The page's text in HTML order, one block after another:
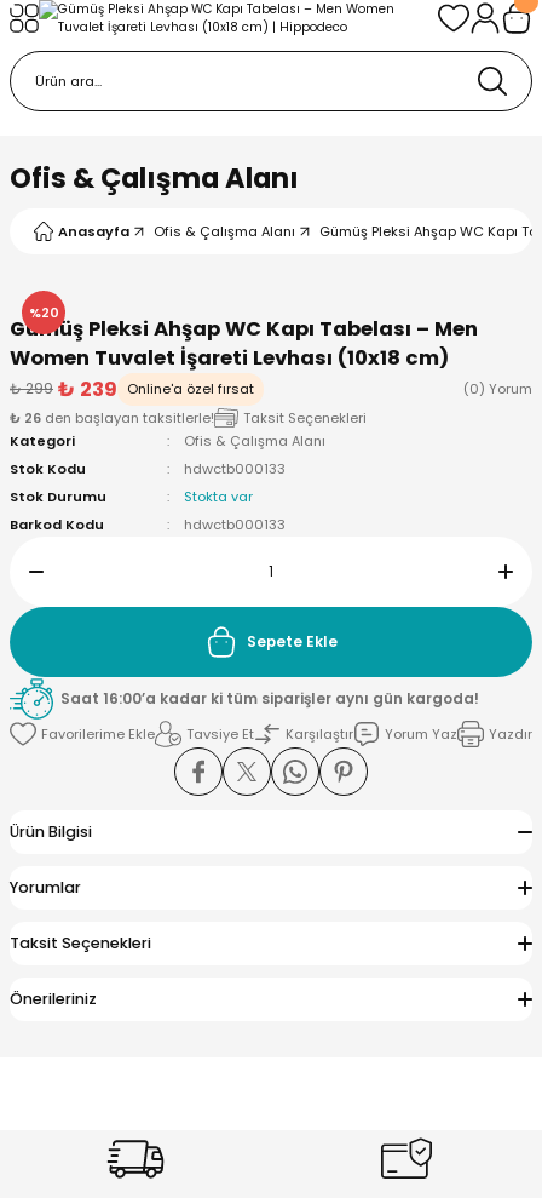
Ofis & Çalışma Alanı
Anasayfa Ofis & Çalışma Alanı Gümüş Pleksi Ahşap WC Kapı
%20
Gümüş Pleksi Ahşap WC Kapı Tabelası – Men
Women Tuvalet İşareti Levhası (10x18 cm)
₺ 299 ₺ 239 Online'a özel fırsat
(0) Yorum
₺ 26 den başlayan taksitlerle!
Taksit Seçenekleri
Kategori
Ofis & Çalışma Alanı
Stok Kodu
hdwctb000133
Stok Durumu
Stokta var
Barkod Kodu
hdwctb000133
Sepete Ekle
Saat 16:00’a kadar ki tüm siparişler aynı gün kargoda!
Tavsiye Et
Karşılaştır Yorum Yaz Yazdır
Ürün Bilgisi
Yorumlar
Taksit Seçenekleri
Önerileriniz
Geri Dön
& Çerçeveler
Geri Dön
& Biblo
Geri Dön
& Hediyelikler